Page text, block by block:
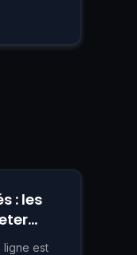
: les
ligne est